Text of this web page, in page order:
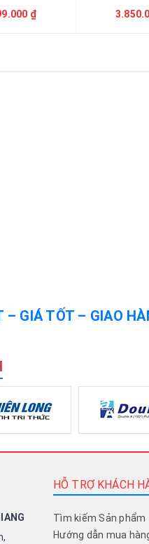
IPS ₫
75Hz
– GIÁ TỐT – GIAO
HỖ TRỢ KHÁCH
Tìm kiếm Sản phẩm
Hướng dẫn mua